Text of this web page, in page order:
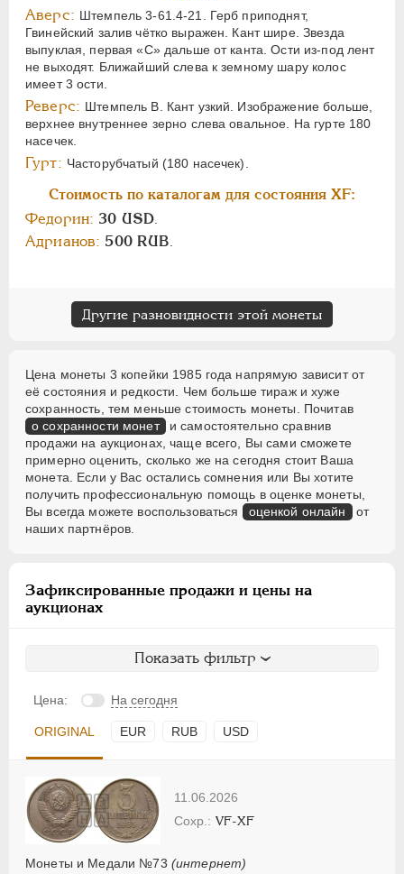
Аверс: Штемпель 3-61.4-21. Герб приподнят,
Гвинейский залив чётко выражен. Кант шире. Звезда
выпуклая, первая «С» дальше от канта. Ости из-под лент
не выходят. Ближайший слева к земному шару колос
имеет 3 ости.
Реверс: Штемпель В. Кант узкий. Изображение больше,
верхнее внутреннее зерно слева овальное. На гурте 180
насечек.
Гурт: Часторубчатый (180 насечек).
Стоимость по каталогам для состояния XF:
Федорин: 30 USD
Адрианов: 500 RUB
Другие разновидности этой монеты
Цена монеты 3 копейки 1985 года напрямую зависит от
её состояния и редкости. Чем больше тираж и хуже
сохранность, тем меньше стоимость монеты. Почитав
о сохранности монет и самостоятельно сравнив
продажи на аукционах, чаще всего, Вы сами сможете
примерно оценить, сколько же на сегодня стоит Ваша
монета. Если у Вас остались сомнения или Вы хотите
получить профессиональную помощь в оценке монеты,
Вы всегда можете воспользоваться
оценкой онлайн от
наших партнёров.
Зафиксированные продажи и цены на
аукционах
Показать фильтр
Цена: На сегодня
ORIGINAL EUR RUB USD
11.06.2026
Монеты и Медали №73 (интернет)
VF-XF